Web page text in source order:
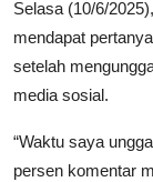
Selasa (10/6/
mendapat
setelah
media sosial.
“Waktu saya
persen komentar